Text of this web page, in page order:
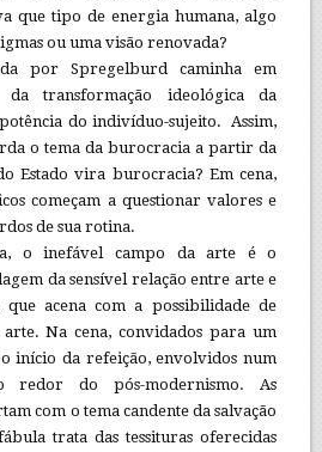
que tipo de energia humana, algo
ou uma visão renovada?
por Spregelburd caminha em
transformação ideológica da
do indivíduo-sujeito. Assim,
o tema da burocracia a partir da
Estado vira burocracia? Em cena,
começam a questionar valores e
de sua rotina.
o inefável campo da arte é o
da sensível relação entre arte e
que acena com a possibilidade de
Na cena, convidados para um
início da refeição, envolvidos num
redor do pós-modernismo. As
com o tema candente da salvação
trata das tessituras oferecidas